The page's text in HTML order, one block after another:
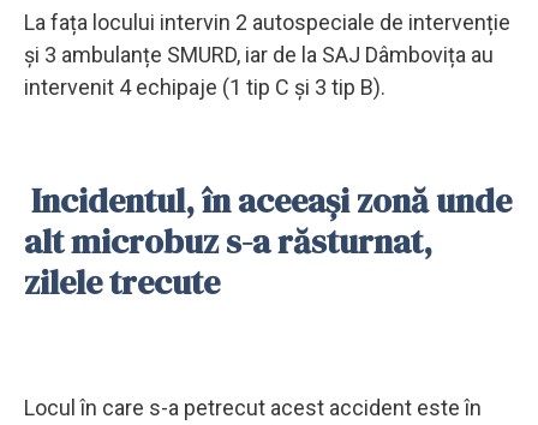
La fața locului intervin 2 autospeciale de intervenție
și 3 ambulanțe SMURD, iar de la SAJ Dâmbovița au
intervenit 4 echipaje (1 tip C și 3 tip B).
Incidentul, în aceeași zonă unde
alt microbuz s-a răsturnat,
zilele trecute
Locul în care s-a petrecut acest accident este în